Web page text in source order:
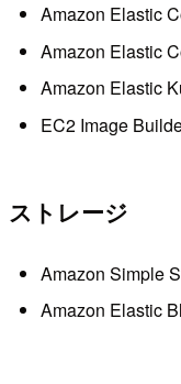
Amazon Elastic
Amazon Elastic
Amazon Elastic
EC2 Image
ストレージ
Amazon Simple
Amazon Elastic